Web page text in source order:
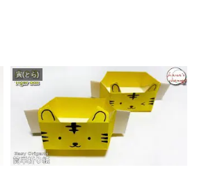
寅(とら)